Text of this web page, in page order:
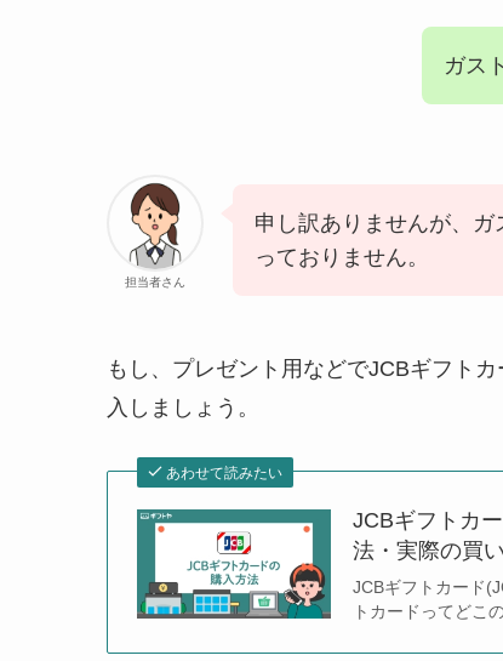
ガス
担当者さん
申し訳ありませんが、
っておりません。
もし、プレゼント用などでJCBギフト
入しましょう。
あわせて読みたい
JCBギフトカ
法・実際の買
JCBギフトカード
トカードってどこ